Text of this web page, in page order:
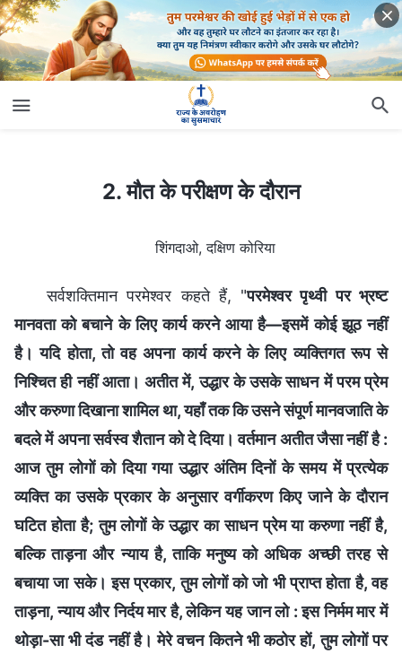
2. मौत के परीक्षण के दौरान
शिंगदाओ, दक्षिण कोरिया
सर्वशक्तिमान परमेश्वर कहते हैं, "परमेश्वर पृथ्वी पर भ्रष्ट
मानवता को बचाने के लिए कार्य करने आया है—इसमें कोई झूठ नहीं
है। यदि होता, तो वह अपना कार्य करने के लिए व्यक्तिगत रूप से
निश्चित ही नहीं आता। अतीत में, उद्धार के उसके साधन में परम प्रेम
और करुणा दिखाना शामिल था, यहाँ तक कि उसने संपूर्ण मानवजाति के
बदले में अपना सर्वस्व शैतान को दे दिया। वर्तमान अतीत जैसा नहीं है :
आज तुम लोगों को दिया गया उद्धार अंतिम दिनों के समय में प्रत्येक
व्यक्ति का उसके प्रकार के अनुसार वर्गीकरण किए जाने के दौरान
घटित होता है; तुम लोगों के उद्धार का साधन प्रेम या करुणा नहीं है,
बल्कि ताड़ना और न्याय है, ताकि मनुष्य को अधिक अच्छी तरह से
बचाया जा सके। इस प्रकार, तुम लोगों को जो भी प्राप्त होता है, वह
ताड़ना, न्याय और निर्दय मार है, लेकिन यह जान लो : इस निर्मम मार में
थोड़ा-सा भी दंड नहीं है। मेरे वचन कितने भी कठोर हों, तुम लोगों पर